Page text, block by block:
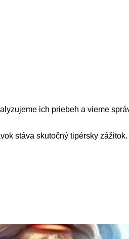
ich priebeh a vieme
stáva skutočný tipérsky zážitok.